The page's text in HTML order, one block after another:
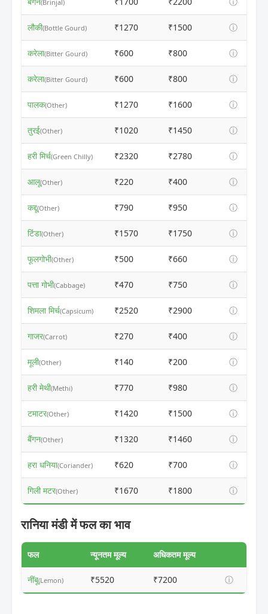
(Brinjal)
लौकी(Bottle Gourd) ₹1270 ₹1500 ⓘ
करेला(Bitter Gourd) ₹600 ₹800 ⓘ
करेला(Bitter Gourd) ₹600 ₹800 ⓘ
पालक(Other) ₹1270 ₹1600 ⓘ
तुरई(Other) ₹1020 ₹1450 ⓘ
हरी मिर्च(Green Chilly) ₹2320 ₹2780 ⓘ
आलू(Other) ₹220 ₹400 ⓘ
कद्दू(Other) ₹790 ₹950 ⓘ
टिंडा(Other) ₹1570 ₹1750 ⓘ
फूलगोभी(Other) ₹500 ₹660 ⓘ
पत्ता गोभी(Cabbage) ₹470 ₹750 ⓘ
शिमला मिर्च(Capsicum) ₹2520 ₹2900 ⓘ
गाजर(Carrot) ₹270 ₹400 ⓘ
मूली(Other) ₹140 ₹200 ⓘ
हरी मेथी(Methi) ₹770 ₹980 ⓘ
टमाटर(Other) ₹1420 ₹1500 ⓘ
बैंगन(Other) ₹1320 ₹1460 ⓘ
हरा धनिया(Coriander) ₹620 ₹700 ⓘ
गिली मटर(Other) ₹1670 ₹1800 ⓘ
रानिया मंडी में फल का भाव
फल न्यूनतम मूल्य अधिकतम मूल्य
नींबू(Lemon) ₹5520 ₹7200 ⓘ